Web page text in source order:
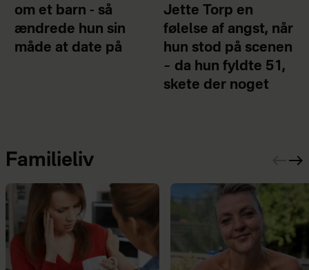
om et barn - så
ændrede hun sin
måde at date på
Jette Torp en
følelse af angst, når
hun stod på scenen
– da hun fyldte 51,
skete der noget
Familieliv